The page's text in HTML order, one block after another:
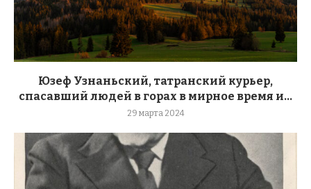
Юзеф Узнаньский, татранский курьер,
спасавший людей в горах в мирное время и...
29 марта 2024